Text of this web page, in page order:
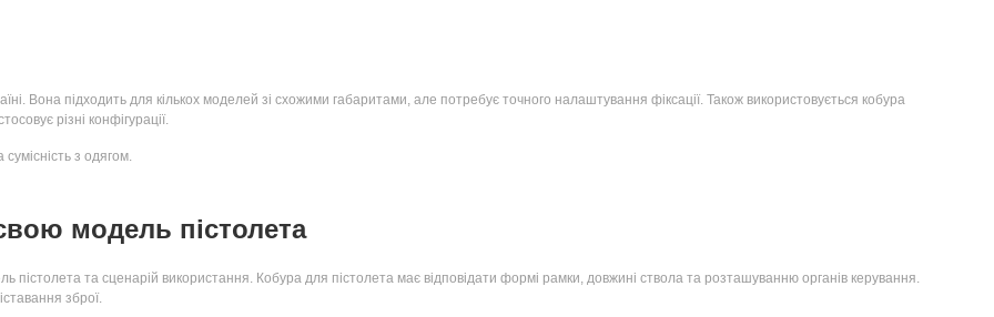
Вона підходить для кількох моделей зі схожими габаритами, але потребує точного налаштування фіксації. Також використовується кобура
різні конфігурації.
з одягом.
модель пістолета
пістолета та сценарій використання. Кобура для пістолета має відповідати формі рамки, довжині ствола та розташуванню органів керування.
зброї.